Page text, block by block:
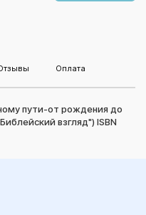
Оплата
пути-от рождения до
взгляд") ISBN